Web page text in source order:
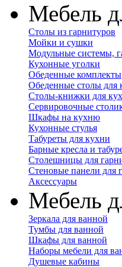
Мебель
Столы из гарнитуров
Мойки и сушки
Модульные системы,
Кухонные уголки
Обеденные комплекты
Обеденные столы для
Столы-книжки для
Сервировочные
Шкафы на кухню
Кухонные стулья
Табуреты для кухни
Барные кресла и
Столешницы для
Стеновые панели для
Аксессуары
Мебель
Зеркала для ванной
Тумбы для ванной
Шкафы для ванной
Наборы мебели для
Душевые кабины